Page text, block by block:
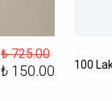
₺ 725.00
₺ 150.00